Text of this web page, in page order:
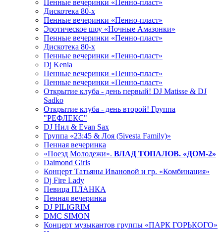
Пенные вечеринки «Пенно-пласт»
Дискотека 80-х
Пенные вечеринки «Пенно-пласт»
Эротическое шоу «Ночные Амазонки»
Пенные вечеринки «Пенно-пласт»
Дискотека 80-х
Пенные вечеринки «Пенно-пласт»
Dj Kenia
Пенные вечеринки «Пенно-пласт»
Пенные вечеринки «Пенно-пласт»
Открытие клуба - день первый! DJ Matisse & DJ
Sadko
Открытие клуба - день второй! Группа
"РЕФЛЕКС"
DJ Нил & Evan Sax
Группа «23:45 & Лоя (5ivesta Family)»
Пенная вечеринка
«Поезд Молодежи». ВЛАД ТОПАЛОВ. «ДОМ-2»
Daimond Girls
Концерт Татьяны Ивановой и гр. «Комбинация»
Dj Fire Lady
Певица ПЛАНКА
Пенная вечеринка
DJ PILIGRIM
DMC SIMON
Концерт музыкантов группы «ПАРК ГОРЬКОГО»